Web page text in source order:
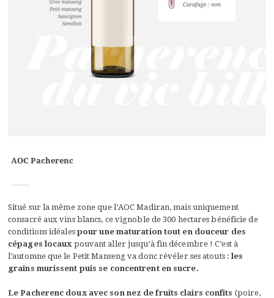
AOC Pacherenc
Situé sur la même zone que l’AOC Madiran, mais uniquement
consacré aux vins blancs, ce vignoble de 300 hectares bénéficie de
conditions idéales pour une maturation tout en douceur des
cépages locaux pouvant aller jusqu’à fin décembre ! C’est à
l’automne que le Petit Manseng va donc révéler ses atouts :les
grains murissent puis se concentrent en sucre.
Le Pacherenc doux avec son nez de fruits clairs confits (poire,